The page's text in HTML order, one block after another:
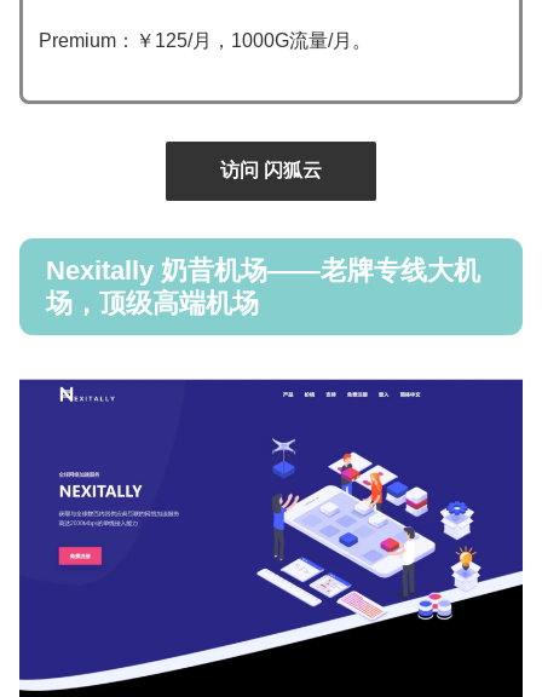
Premium：￥125/月，1000G流量/月。
访问 闪狐云
Nexitally 奶昔机场——老牌专线大机
场，顶级高端机场